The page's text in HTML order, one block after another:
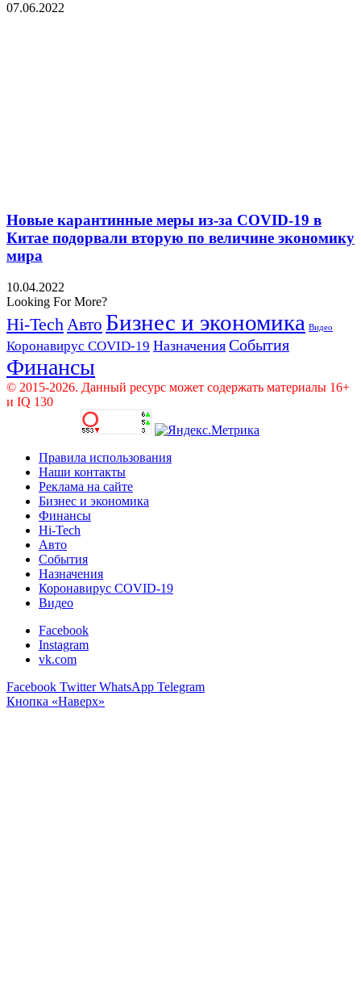
07.06.2022
Новые карантинные меры из-за COVID-19 в
Китае подорвали вторую по величине экономику
мира
10.04.2022
Looking For More?
Hi-Tech Авто Бизнес и экономика Видео
Коронавирус COVID-19 Назначения События
Финансы
© 2015-2026. Данный ресурс может содержать материалы 16+
и IQ 130
Правила использования
Наши контакты
Реклама на сайте
Бизнес и экономика
Финансы
Hi-Tech
Авто
События
Назначения
Коронавирус COVID-19
Видео
Facebook
Instagram
vk.com
Facebook Twitter WhatsApp Telegram
Кнопка «Наверх»